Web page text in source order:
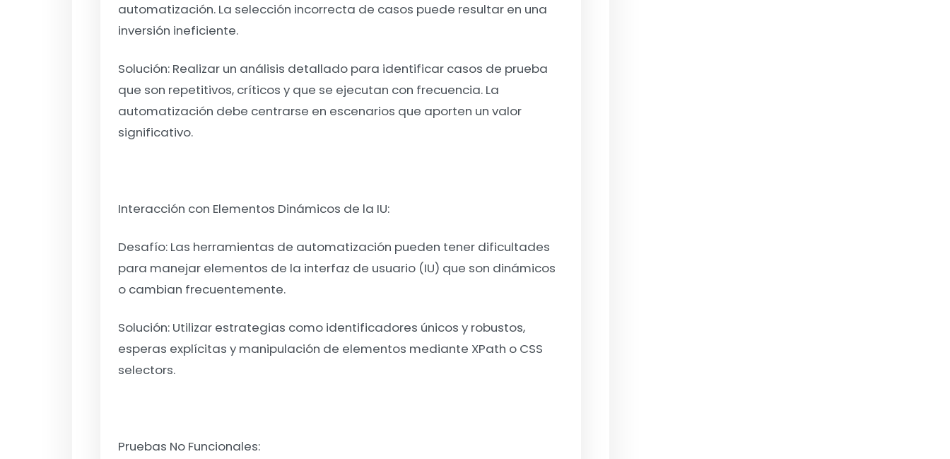
automatización. La selección incorrecta de casos puede resultar en una
inversión ineficiente.
Solución: Realizar un análisis detallado para identificar casos de prueba
que son repetitivos, críticos y que se ejecutan con frecuencia. La
automatización debe centrarse en escenarios que aporten un valor
significativo.
Interacción con Elementos Dinámicos de la IU:
Desafío: Las herramientas de automatización pueden tener dificultades
para manejar elementos de la interfaz de usuario (IU) que son dinámicos
o cambian frecuentemente.
Solución: Utilizar estrategias como identificadores únicos y robustos,
esperas explícitas y manipulación de elementos mediante XPath o CSS
selectors.
Pruebas No Funcionales: